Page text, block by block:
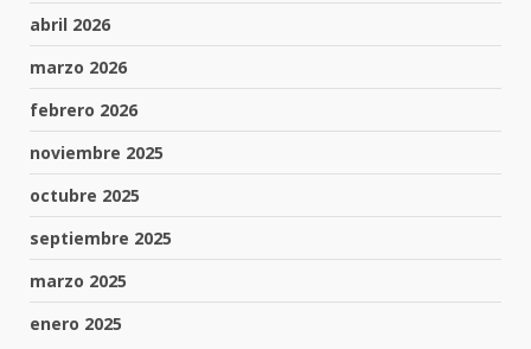
abril 2026
marzo 2026
febrero 2026
noviembre 2025
octubre 2025
septiembre 2025
marzo 2025
enero 2025